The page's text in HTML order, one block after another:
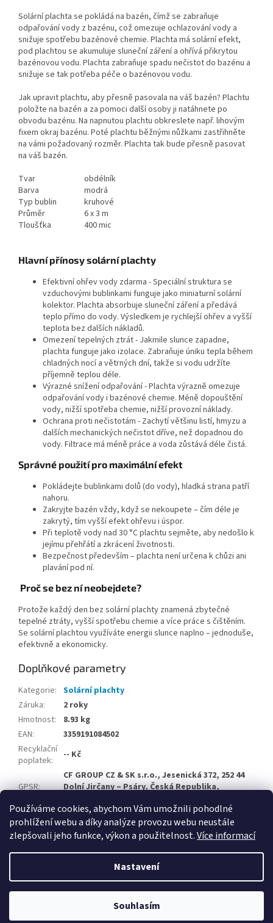
Používáme cookies, abychom Vám umožnili pohodlné
prohlížení webu a díky analýze provozu webu neustále
zlepšovali jeho funkce, výkon a použitelnost.Více informací
Nastavení
Souhlasím
Solární plachta se pokládá na bazén, čímž se zabraňuje
odpařování vody z bazénu, což omezuje ochlazování vody a
snižuje spotřebu bazénové chemie. Plachta má solární efekt,
pod plachtou se akumuluje sluneční záření a ohřívá přikrytou
bazénovou vodu. Plachta zabraňuje spadu nečistot do bazénu a
snižuje se tak potřeba péče o bazénovou vodu.
Jak upravit plachtu, aby přesně pasovala na váš bazén? Plachtu
položte na bazén a za pomoci další osoby ji natáhnete po
obvodu bazénu. Na napnutou plachtu obkreslete např. lihovým
fixem okraj bazénu. Poté plachtu běžnými nůžkami zastřihněte
na vámi požadovaný rozměr. Plachta tak bude přesně pasovat
na váš bazén.
Tvar
obdélník
Barva
modrá
Typ bublin
kruhové
Průměr
6 x 3 m
Tloušťka
400 mic
Hlavní přínosy solární plachty
Efektivní ohřev vody zdarma - Speciální struktura se
vzduchovými bublinkami funguje jako miniaturní solární
kolektor. Plachta absorbuje sluneční záření a předává
teplo přímo do vody. Výsledkem je rychlejší ohřev a vyšší
teplota bez dalších nákladů.
Omezení tepelných ztrát - Jakmile slunce zapadne,
plachta funguje jako izolace. Zabraňuje úniku tepla během
chladných nocí a větrných dní, takže si vodu udržíte
příjemně teplou déle.
Výrazné snížení odpařování - Plachta výrazně omezuje
odpařování vody i bazénové chemie. Méně dopouštění
vody, nižší spotřeba chemie, nižší provozní náklady.
Ochrana proti nečistotám - Zachytí většinu listí, hmyzu a
dalších mechanických nečistot dříve, než dopadnou do
vody. Filtrace má méně práce a voda zůstává déle čistá.
Správné použití pro maximální efekt
Pokládejte bublinkami dolů (do vody), hladká strana patří
nahoru.
Zakryjte bazén vždy, když se nekoupete – čím déle je
zakrytý, tím vyšší efekt ohřevu i úspor.
Při teplotě vody nad 30 °C plachtu sejměte, aby nedošlo k
jejímu přehřátí a zkrácení životnosti.
Bezpečnost především – plachta není určena k chůzi ani
plavání pod ní.
Proč se bez ní neobejdete?
Protože každý den bez solární plachty znamená zbytečné
tepelné ztráty, vyšší spotřebu chemie a více práce s čištěním.
Se solární plachtou využíváte energii slunce naplno – jednoduše,
efektivně a ekonomicky.
Doplňkové parametry
Kategorie: Solární plachty
Záruka:
2 roky
Hmotnost:
8.93 kg
EAN:
3359191084502
Recyklační
poplatek: -- Kč
GPSR:
CF GROUP CZ & SK s.r.o., Jesenická 372, 252 44
Dolní Jirčany – Psáry, Česká Republika,
Copyright 2026Velkoobchodní e-shop CF Group CZ & SK.
Všechna práva vyhrazena.